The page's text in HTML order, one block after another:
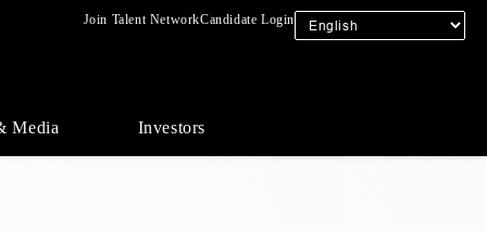
Join Talent NetworkCandidate Login
Media Investors